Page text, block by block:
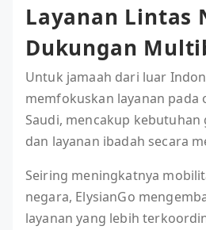
Layanan Lintas
Dukungan
Untuk jamaah dari luar
memfokuskan layanan pada
Saudi, mencakup
dan layanan ibadah secara
Seiring meningkatnya
negara, ElysianGo
layanan yang lebih